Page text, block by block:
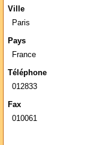
Ville
Paris
Pays
France
Téléphone
012833
Fax
010061